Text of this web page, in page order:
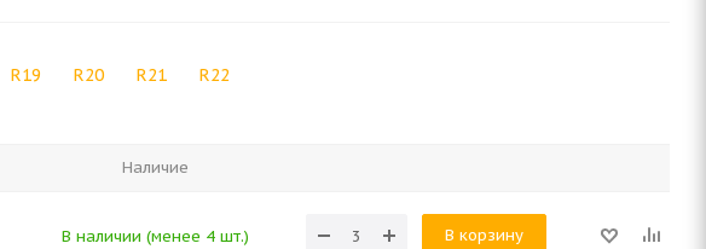
R19 R20 R21 R22
Наличие
В наличии (менее 4 шт.) В корзину